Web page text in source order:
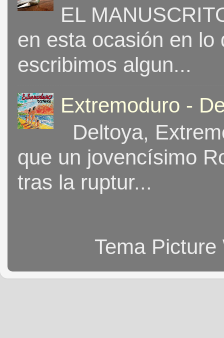
EL
en esta ocasión en
escribimos algun...
Extremoduro -
Deltoya,
que un jovencísimo
tras la ruptur...
Tema